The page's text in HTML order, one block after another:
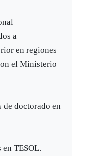
a
en regiones
el Ministerio
de doctorado en
en TESOL.